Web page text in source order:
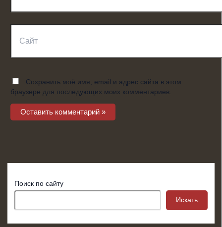
Сохранить моё имя, email и адрес сайта в этом
браузере для последующих моих комментариев.
Поиск по сайту
Искать